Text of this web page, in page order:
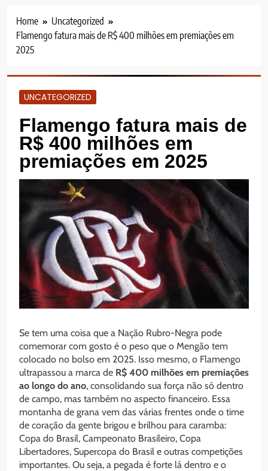
Home
Uncategorized
Flamengo fatura mais de R$ 400 milhões em premiações em
2025
UNCATEGORIZED
Flamengo fatura mais de
R$ 400 milhões em
premiações em 2025
Se tem uma coisa que a Nação Rubro-Negra pode
comemorar com gosto é o peso que o Mengão tem
colocado no bolso em 2025. Isso mesmo, o Flamengo
ultrapassou a marca de R$ 400 milhões em premiações
ao longo do ano, consolidando sua força não só dentro
de campo, mas também no aspecto financeiro. Essa
montanha de grana vem das várias frentes onde o time
de coração da gente brigou e brilhou para caramba:
Copa do Brasil, Campeonato Brasileiro, Copa
Libertadores, Supercopa do Brasil e outras competições
importantes. Ou seja, a pegada é forte lá dentro e o